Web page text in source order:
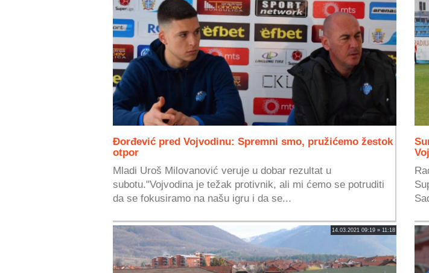
Đorđević pred Vojvodinu: Spremni smo, pružićemo žestok
otpor
Mladi Uroš Milovanović veruje u dobar rezultat u
subotu."Vojvodina je težak protivnik, ali mi ćemo se potruditi
da se fokusiramo na našu igru i da se...
14.03.2021 09:19 » 11:18